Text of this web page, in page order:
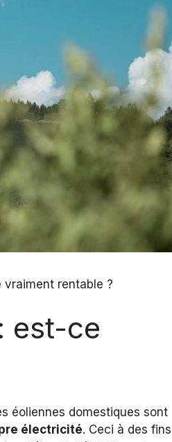
vraiment rentable ?
est-ce
éoliennes domestiques sont
électricité. Ceci à des fins